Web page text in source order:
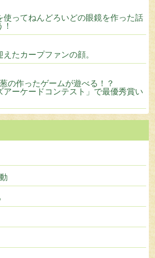
使ってねんどろいどの眼鏡を作った話
！
えたカープファンの顔。
の作ったゲームが遊べる！？
アーケードコンテスト」で最優秀賞い